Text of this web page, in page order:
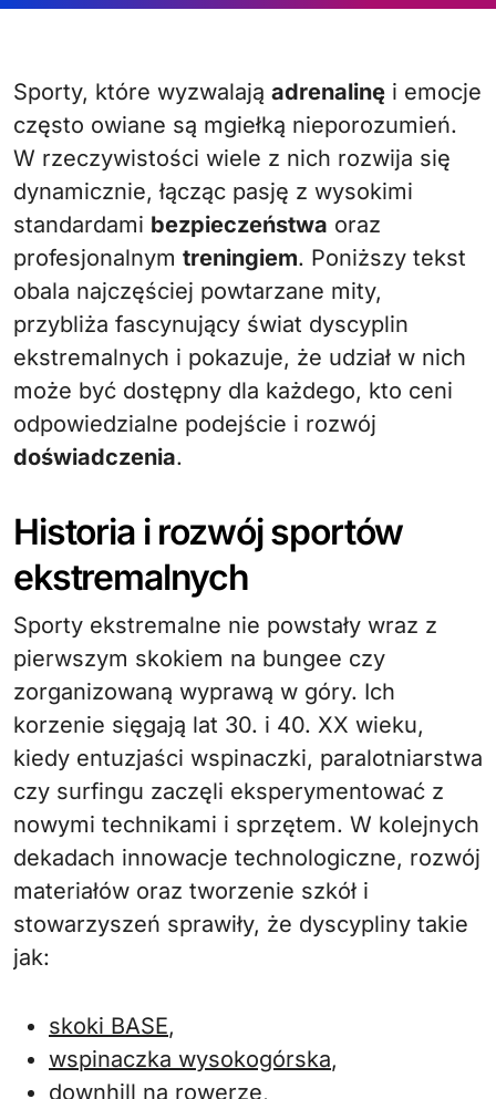
Sporty, które wyzwalają adrenalinę i emocje
często owiane są mgiełką nieporozumień.
W rzeczywistości wiele z nich rozwija się
dynamicznie, łącząc pasję z wysokimi
standardami bezpieczeństwa oraz
profesjonalnym treningiem. Poniższy tekst
obala najczęściej powtarzane mity,
przybliża fascynujący świat dyscyplin
ekstremalnych i pokazuje, że udział w nich
może być dostępny dla każdego, kto ceni
odpowiedzialne podejście i rozwój
doświadczenia.
Historia i rozwój sportów
ekstremalnych
Sporty ekstremalne nie powstały wraz z
pierwszym skokiem na bungee czy
zorganizowaną wyprawą w góry. Ich
korzenie sięgają lat 30. i 40. XX wieku,
kiedy entuzjaści wspinaczki, paralotniarstwa
czy surfingu zaczęli eksperymentować z
nowymi technikami i sprzętem. W kolejnych
dekadach innowacje technologiczne, rozwój
materiałów oraz tworzenie szkół i
stowarzyszeń sprawiły, że dyscypliny takie
jak:
skoki BASE,
wspinaczka wysokogórska,
downhill na rowerze,